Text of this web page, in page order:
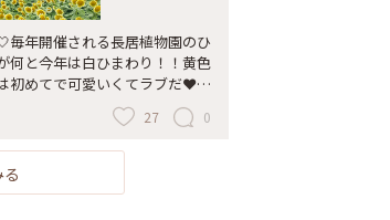
毎年開催される長居植物園のひ
何と今年は白ひまわり！！黄色
初めてで可愛いくてラブだ❤️ #
27 0